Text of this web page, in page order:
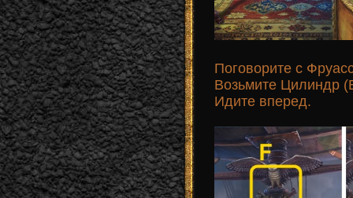
Поговорите с
Возьмите Цилиндр
Идите вперед.